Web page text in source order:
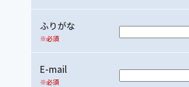
ふりがな
※必須
E-mail
※必須